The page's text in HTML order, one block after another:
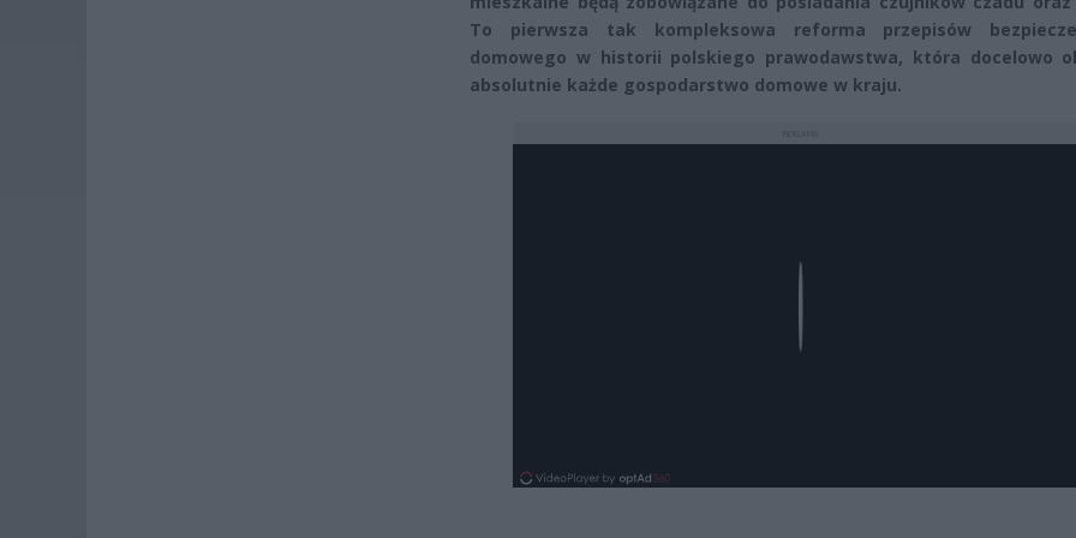
To pierwsza tak kompleksowa reforma przepisów
domowego w historii polskiego prawodawstwa, która docelowo
absolutnie każde gospodarstwo domowe w kraju.